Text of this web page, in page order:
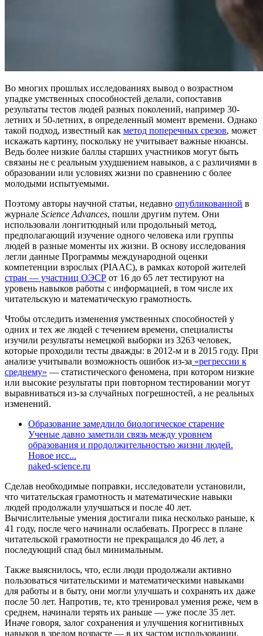
Во многих прошлых исследованиях вывод о возрастном
упадке умственных способностей делали, сопоставив
результаты тестов людей разных поколений, например 30-
летних и 50-летних, в определенный момент времени. Однако
такой подход, известный как метод поперечных срезов, может
искажать картину, поскольку не учитывает важные нюансы.
Ведь более низкие баллы старших участников могут быть
связаны не с реальным ухудшением навыков, а с различиями в
образовании или условиях жизни по сравнению с более
молодыми испытуемыми.
Поэтому авторы научной статьи, недавно опубликованной в
журнале Science Advances, пошли другим путем. Они
использовали лонгитюдный или продольный метод,
предполагающий изучение одного человека или группы
людей в разные моменты их жизни. В основу исследования
легли данные Программы международной оценки
компетенции взрослых (PIAAC), в рамках которой жителей
стран — участниц ОЭСР от 16 до 65 лет тестируют на
уровень навыков работы с информацией, в том числе их
читательскую и математическую грамотность.
Чтобы отследить изменения умственных способностей у
одних и тех же людей с течением времени, специалисты
изучили результаты немецкой выборки из 3263 человек,
которые проходили тесты дважды: в 2012-м и в 2015 году. При
анализе учитывали возможность ошибок из-за «регрессии к
среднему» — статистического феномена, при котором низкие
или высокие результаты при повторном тестировании могут
выравниваться из-за случайных погрешностей, а не реальных
изменений.
Образование замедлило биологическое старение
Ученые давно заметили связь между уровнем
образования и продолжительностью жизни людей.
Новое исс...
naked-science.ru
Сделав необходимые поправки, исследователи установили,
что читательская грамотность и математические навыки
людей продолжали улучшаться и после 40 лет.
Вычислительные умения достигали пика несколько раньше, к
41 году, после чего начинали ослабевать. Прогресс в плане
читательской грамотности не прекращался до 46 лет, а
последующий спад был минимальным.
Также выяснилось, что, если люди продолжали активно
пользоваться читательскими и математическими навыками
для работы и в быту, они могли улучшать и сохранять их даже
после 50 лет. Напротив, те, кто тренировал умения реже, чем в
среднем, начинали терять их раньше — уже после 35 лет.
Иначе говоря, залог сохранения и улучшения когнитивных
навыков в зрелом возрасте — в их частом использовании.